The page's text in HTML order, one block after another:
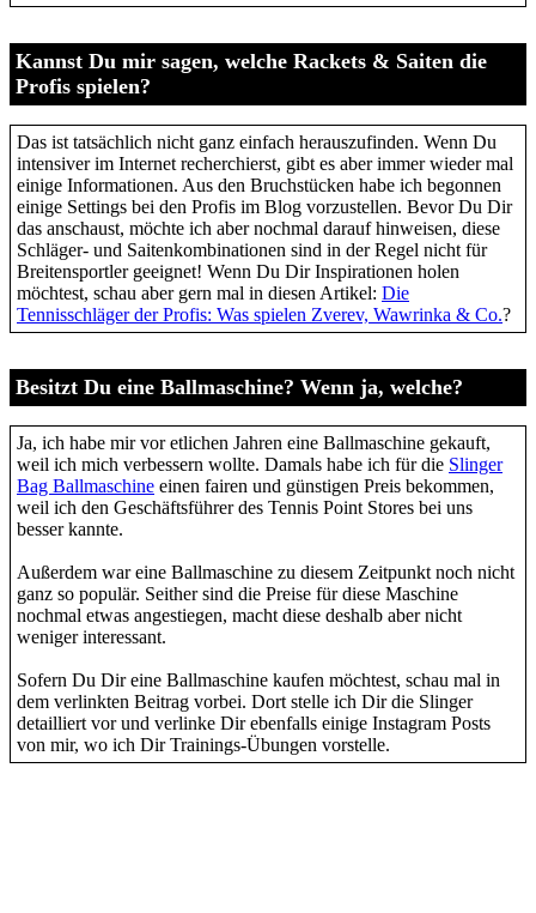
Kannst Du mir sagen, welche Rackets & Saiten die
Profis spielen?
Das ist tatsächlich nicht ganz einfach herauszufinden. Wenn Du
intensiver im Internet recherchierst, gibt es aber immer wieder mal
einige Informationen. Aus den Bruchstücken habe ich begonnen
einige Settings bei den Profis im Blog vorzustellen. Bevor Du Dir
das anschaust, möchte ich aber nochmal darauf hinweisen, diese
Schläger- und Saitenkombinationen sind in der Regel nicht für
Breitensportler geeignet! Wenn Du Dir Inspirationen holen
möchtest, schau aber gern mal in diesen Artikel: Die
Tennisschläger der Profis: Was spielen Zverev, Wawrinka & Co.?
Besitzt Du eine Ballmaschine? Wenn ja, welche?
Ja, ich habe mir vor etlichen Jahren eine Ballmaschine gekauft,
weil ich mich verbessern wollte. Damals habe ich für die Slinger
Bag Ballmaschine einen fairen und günstigen Preis bekommen,
weil ich den Geschäftsführer des Tennis Point Stores bei uns
besser kannte.
Außerdem war eine Ballmaschine zu diesem Zeitpunkt noch nicht
ganz so populär. Seither sind die Preise für diese Maschine
nochmal etwas angestiegen, macht diese deshalb aber nicht
weniger interessant.
Sofern Du Dir eine Ballmaschine kaufen möchtest, schau mal in
dem verlinkten Beitrag vorbei. Dort stelle ich Dir die Slinger
detailliert vor und verlinke Dir ebenfalls einige Instagram Posts
von mir, wo ich Dir Trainings-Übungen vorstelle.